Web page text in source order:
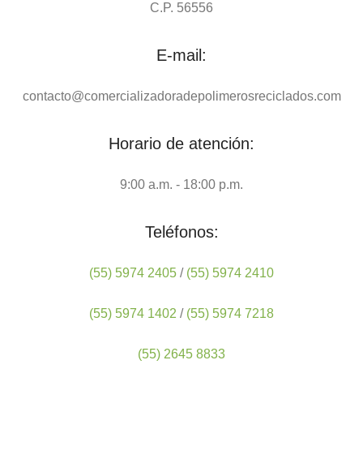
C.P. 56556
E-mail:
contacto@comercializadoradepolimerosreciclados.com
Horario de atención:
9:00 a.m. - 18:00 p.m.
Teléfonos:
(55) 5974 2405 / (55) 5974 2410
(55) 5974 1402 / (55) 5974 7218
(55) 2645 8833